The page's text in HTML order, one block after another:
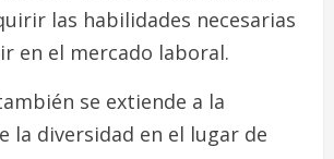
las habilidades necesarias
en el mercado laboral.
se extiende a la
la diversidad en el lugar de